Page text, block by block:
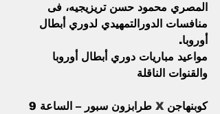
المصري محمود حسن تريزيجيه، فى
منافسات الدورالتمهيدي لدوري أبطال
أوروبا.
مواعيد مباريات دوري أبطال أوروبا
والقنوات الناقلة
كوبنهاجن X